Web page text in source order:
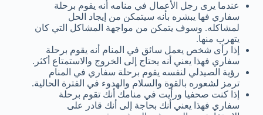
عندما يرى رجل الأعمال في منامه أنه يقوم برحلة
سفاري فها يبشره بأنه سيتمكن من إيجاد الحل
لمشاكله. وسوف يتمكن من مواجهة المشاكل التي كان
يتهرب منها.
إذا رأى شخص يعمل سائق في المنام أنه يقوم برحلة
سفاري فهذا يعني أنه يحتاج إلى الخروج والاستمتاع أكثر.
رؤية الصيدلي لنفسه يقوم برحلة سفاري في المنام
ترمز لشعوره بالقوة والسلام والهدوء في الفترة الحالية.
إذا كنت صحفيا ورأيت في منامك أنك تقوم برحلة
سفاري فهذا يعني أنك بحاجة إلى أنك قادر على